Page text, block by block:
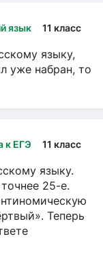
язык 11 класс
языку,
уже набран, то
к ЕГЭ 11 класс
языку.
25-е.
Теперь